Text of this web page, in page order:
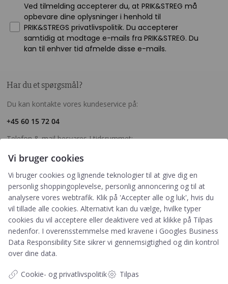
Har du et spørgsmål?
Du kan kontakte vores kundeservice på:
+45 60 15 72 04
Telefon & mail besvares I tidsrummet:
kundeservice@prikogstreg.dk
Information
Tryktider
Handelsbetingelser og FAQ
Persondatapolitik
Blog
Ved tilmelding accepterer du, at PRIK&STREG må
opbevare dine oplysninger i henhold til
PRIK&STREGS privatlivspolitik. Du accepterer
samtidig at modtage e-mails fra PRIK&STREG. Du
kan til enhver tid afmelde disse e-mails.
Vi bruger cookies
Vi bruger cookies og lignende teknologier til at give dig en
personlig shoppingoplevelse, personlig annoncering og til at
analysere vores webtrafik. Klik på 'Accepter alle og luk', hvis du
vil tillade alle cookies. Alternativt kan du vælge, hvilke typer
cookies du vil acceptere eller deaktivere ved at klikke på Tilpas
nedenfor. I overensstemmelse med kravene i Googles Business
Data Responsibility Site sikrer vi gennemsigtighed og din kontrol
over dine data.
Cookie- og privatlivspolitik Tilpas